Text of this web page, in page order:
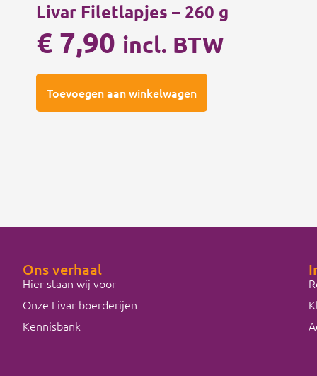
Livar Filetlapjes – 260 g
€ 7,90 incl. BTW
Toevoegen aan winkelwagen
Ons verhaal
Hier staan wij voor
Onze Livar boerderijen
Kennisbank